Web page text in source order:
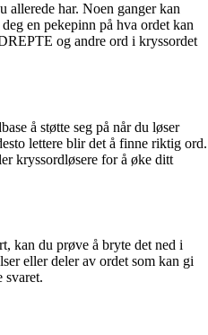
allerede har. Noen ganger kan
en pekepinn på hva ordet kan
og andre ord i kryssordet
å støtte seg på når du løser
lettere blir det å finne riktig ord.
kryssordløsere for å øke ditt
kan du prøve å bryte det ned i
eller deler av ordet som kan gi
svaret.